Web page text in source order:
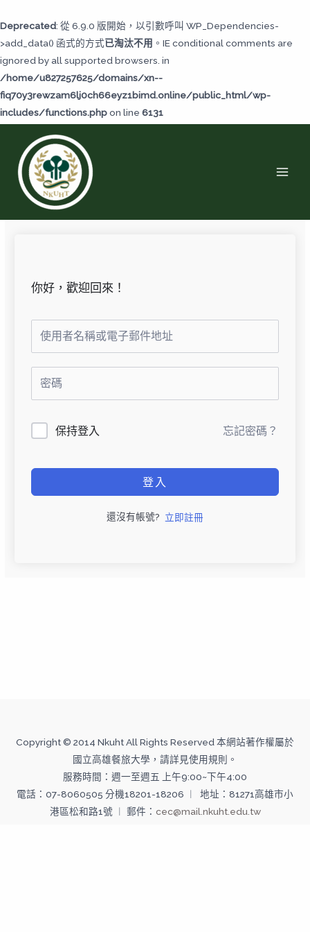
Deprecated: 從 6.9.0 版開始，以引數呼叫 WP_Dependencies-
>add_data() 函式的方式已淘汰不用 。IE conditional comments are
ignored by all supported browsers. in
/home/u827257625/domains/xn--
fiq70y3rewzam6lj0ch66eyz1bimd.online/public_html/wp-
includes/functions.phpon line 6131
至
主
要
內
容
你好，歡迎回來！
保持登入 忘記密碼？
登入
還沒有帳號? 立即註冊
Copyright © 2014 Nkuht All Rights Reserved 本網站著作權屬於
國立高雄餐旅大學，請詳見使用規則。
服務時間：週一至週五 上午9:00~下午4:00
電話：07-8060505 分機18201-18206 ︱ 地址：81271高雄市小
港區松和路1號 ︱ 郵件： cec@mail.nkuht.edu.tw